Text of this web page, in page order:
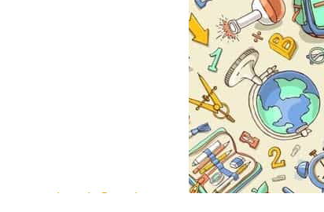
gdzmoda@yandex.ru